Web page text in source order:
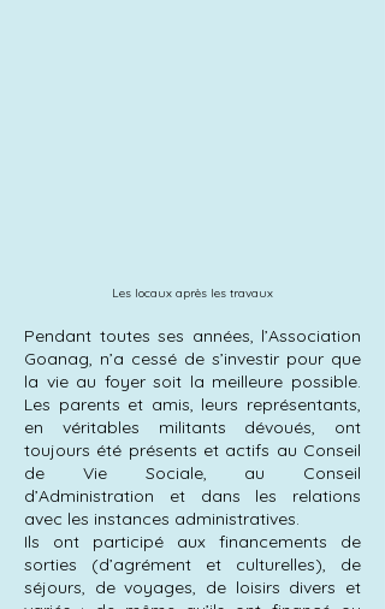
Les locaux après les travaux
Pendant toutes ses années, l’Association
Goanag, n’a cessé de s’investir pour que
la vie au foyer soit la meilleure possible.
Les parents et amis, leurs représentants,
en véritables militants dévoués, ont
toujours été présents et actifs au Conseil
de Vie Sociale, au Conseil
d’Administration et dans les relations
avec les instances administratives.
Ils ont participé aux financements de
sorties (d’agrément et culturelles), de
séjours, de voyages, de loisirs divers et